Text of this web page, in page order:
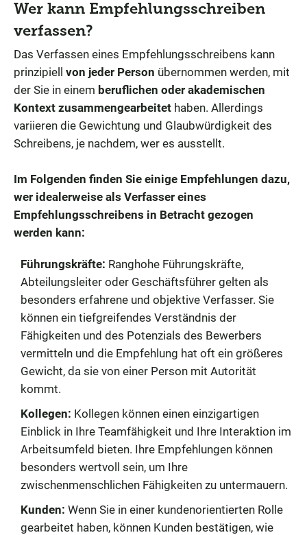
Wer kann Empfehlungsschreiben
verfassen?
Das Verfassen eines Empfehlungsschreibens kann
prinzipiell von jeder Person übernommen werden, mit
der Sie in einem beruflichen oder akademischen
Kontext zusammengearbeitet haben. Allerdings
variieren die Gewichtung und Glaubwürdigkeit des
Schreibens, je nachdem, wer es ausstellt.
Im Folgenden finden Sie einige Empfehlungen dazu,
wer idealerweise als Verfasser eines
Empfehlungsschreibens in Betracht gezogen
werden kann:
Führungskräfte: Ranghohe Führungskräfte,
Abteilungsleiter oder Geschäftsführer gelten als
besonders erfahrene und objektive Verfasser. Sie
können ein tiefgreifendes Verständnis der
Fähigkeiten und des Potenzials des Bewerbers
vermitteln und die Empfehlung hat oft ein größeres
Gewicht, da sie von einer Person mit Autorität
kommt.
Kollegen: Kollegen können einen einzigartigen
Einblick in Ihre Teamfähigkeit und Ihre Interaktion im
Arbeitsumfeld bieten. Ihre Empfehlungen können
besonders wertvoll sein, um Ihre
zwischenmenschlichen Fähigkeiten zu untermauern.
Kunden: Wenn Sie in einer kundenorientierten Rolle
gearbeitet haben, können Kunden bestätigen, wie